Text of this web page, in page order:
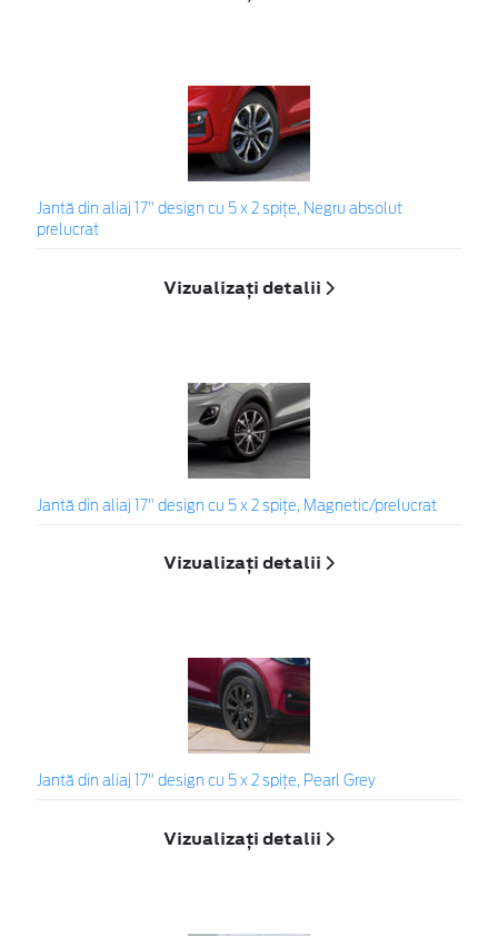
Jantă din aliaj 17" design cu 5 x 2 spițe, Negru absolut
prelucrat
Vizualizați detalii
Jantă din aliaj 17" design cu 5 x 2 spițe, Magnetic/prelucrat
Vizualizați detalii
Jantă din aliaj 17" design cu 5 x 2 spiţe, Pearl Grey
Vizualizați detalii